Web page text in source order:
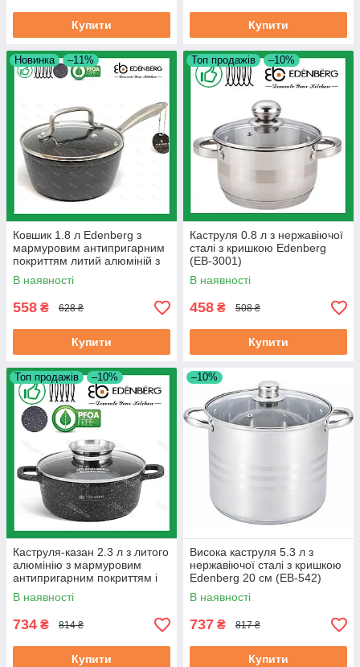
Купити Купити
Новинка –11%
Ковшик 1.8 л Edenberg з
мармуровим антипригарним
покриттям литий алюміній з
кришкою 18 см (EB-3674)
В наявності
558 ₴ 628 ₴
Купити
Топ продажів –10%
Каструля 0.8 л з нержавіючої
сталі з кришкою Edenberg
(EB-3001)
В наявності
458 ₴ 508 ₴
Купити
Топ продажів –10%
Каструля-казан 2.3 л з литого
алюмінію з мармуровим
антипригарним покриттям і
кришкою Edenberg 20 см
(EB-8116)
В наявності
734 ₴ 814 ₴
Купити
–10%
Висока каструля 5.3 л з
нержавіючої сталі з кришкою
Edenberg 20 см (EB-542)
В наявності
737 ₴ 817 ₴
Купити